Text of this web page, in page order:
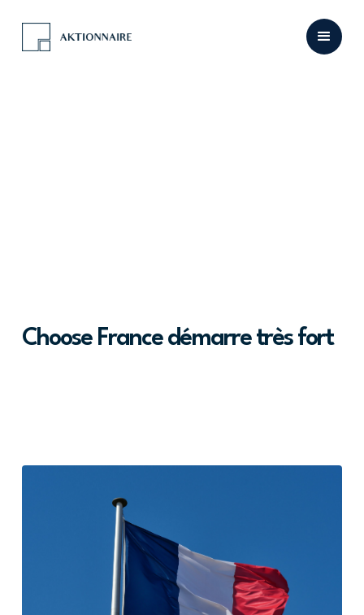
Choose France démarre très fort